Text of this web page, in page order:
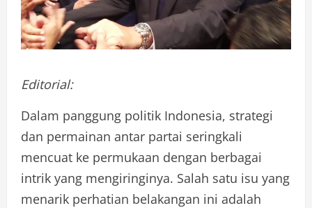
Editorial:
Dalam panggung politik Indonesia, strategi
dan permainan antar partai seringkali
mencuat ke permukaan dengan berbagai
intrik yang mengiringinya. Salah satu isu yang
menarik perhatian belakangan ini adalah